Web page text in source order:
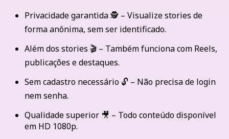
Privacidade garantida 🕵️ – Visualize stories de
forma anônima, sem ser identificado.
Além dos stories 🎬 – Também funciona com Reels,
publicações e destaques.
Sem cadastro necessário 🔓 – Não precisa de login
nem senha.
Qualidade superior 🎥 – Todo conteúdo disponível
em HD 1080p.